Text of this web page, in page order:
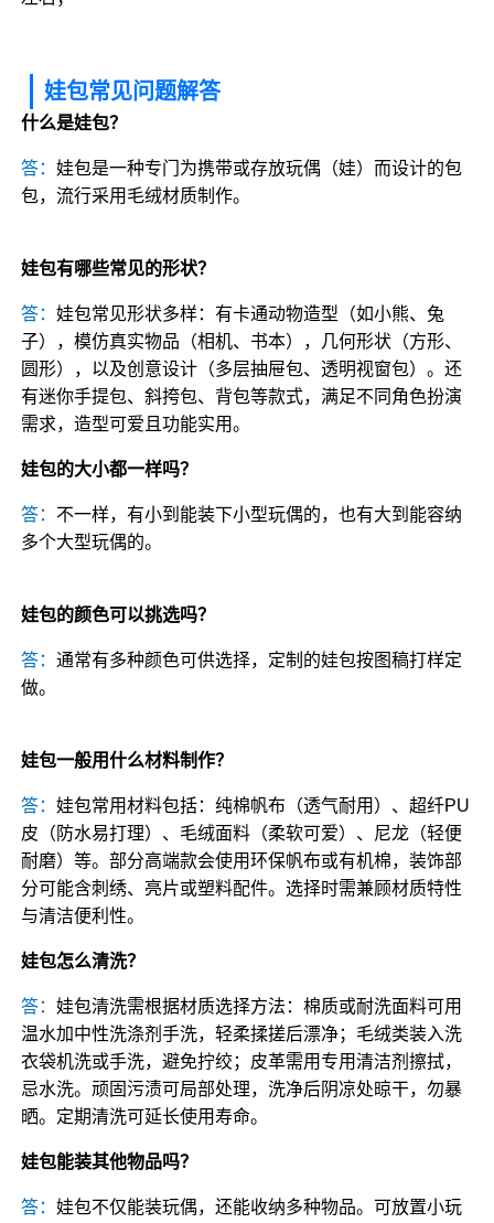
娃包常见问题解答
什么是娃包？
答： 娃包是一种专门为携带或存放玩偶（娃）而设计的包
包，流行采用毛绒材质制作。
娃包有哪些常见的形状？
答： 娃包常见形状多样：有卡通动物造型（如小熊、兔
子），模仿真实物品（相机、书本），几何形状（方形、
圆形），以及创意设计（多层抽屉包、透明视窗包）。还
有迷你手提包、斜挎包、背包等款式，满足不同角色扮演
需求，造型可爱且功能实用。
娃包的大小都一样吗？
答： 不一样，有小到能装下小型玩偶的，也有大到能容纳
多个大型玩偶的。
娃包的颜色可以挑选吗？
答： 通常有多种颜色可供选择，定制的娃包按图稿打样定
做。
娃包一般用什么材料制作？
答： 娃包常用材料包括：纯棉帆布（透气耐用）、超纤PU
皮（防水易打理）、毛绒面料（柔软可爱）、尼龙（轻便
耐磨）等。部分高端款会使用环保帆布或有机棉，装饰部
分可能含刺绣、亮片或塑料配件。选择时需兼顾材质特性
与清洁便利性。
娃包怎么清洗？
答： 娃包清洗需根据材质选择方法：棉质或耐洗面料可用
温水加中性洗涤剂手洗，轻柔揉搓后漂净；毛绒类装入洗
衣袋机洗或手洗，避免拧绞；皮革需用专用清洁剂擦拭，
忌水洗。顽固污渍可局部处理，洗净后阴凉处晾干，勿暴
晒。定期清洗可延长使用寿命。
娃包能装其他物品吗？
答： 娃包不仅能装玩偶，还能收纳多种物品。可放置小玩